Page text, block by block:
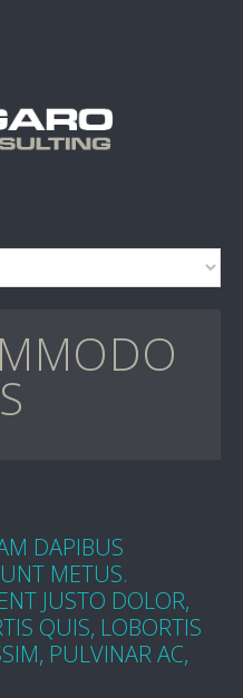
DAPIBUS
METUS.
JUSTO DOLOR,
QUIS, LOBORTIS
PULVINAR AC,